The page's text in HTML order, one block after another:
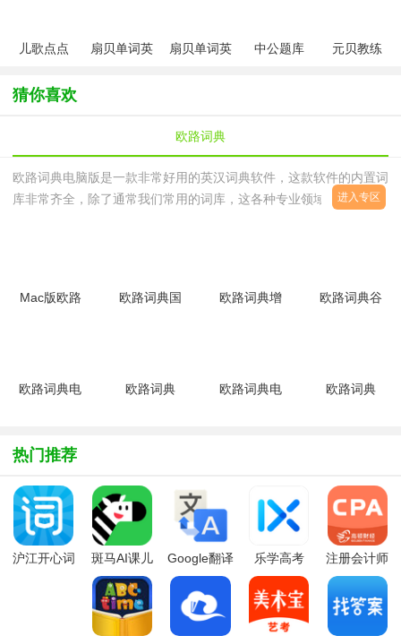
儿歌点点
扇贝单词英
扇贝单词英
中公题库
元贝教练
猜你喜欢
欧路词典
欧路词典电脑版是一款非常好用的英汉词典软件，这款软件的内置词
库非常齐全，除了通常我们常用的词库，这各种专业领域的词库也是
进入专区
Mac版欧路
欧路词典国
欧路词典增
欧路词典谷
欧路词典电
欧路词典
欧路词典电
欧路词典
热门推荐
沪江开心词
斑马AI课儿
童英语app
Google翻译
乐学高考
app
注册会计师
准题库